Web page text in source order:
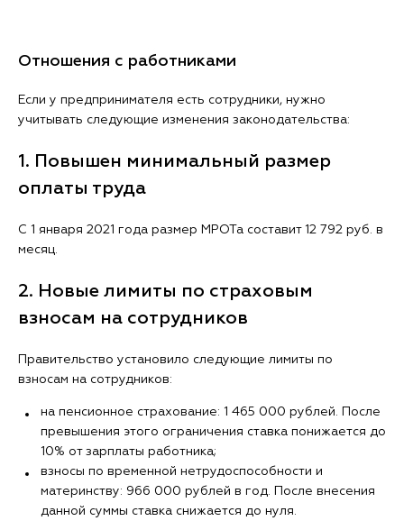
Отношения с работниками
Если у предпринимателя есть сотрудники, нужно
учитывать следующие изменения законодательства:
1. Повышен минимальный размер
оплаты труда
С 1 января 2021 года размер МРОТа составит 12 792 руб. в
месяц.
2. Новые лимиты по страховым
взносам на сотрудников
Правительство установило следующие лимиты по
взносам на сотрудников:
на пенсионное страхование: 1 465 000 рублей. После
превышения этого ограничения ставка понижается до
10% от зарплаты работника;
взносы по временной нетрудоспособности и
материнству: 966 000 рублей в год. После внесения
данной суммы ставка снижается до нуля.